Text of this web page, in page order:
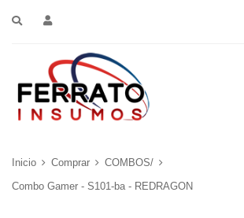
Inicio Comprar
COMBOS/
Combo Gamer - S101-ba - REDRAGON